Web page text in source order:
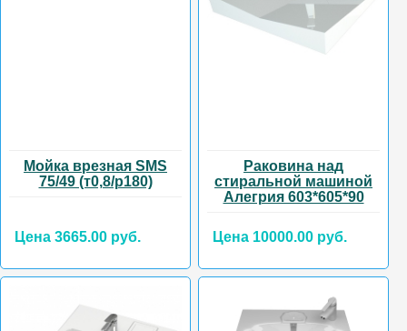
Мойка врезная SMS
75/49 (т0,8/р180)
Цена 3665.00 руб.
Раковина над
стиральной машиной
Алегрия 603*605*90
Цена 10000.00 руб.